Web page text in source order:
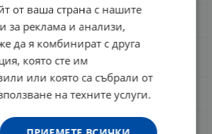
на Цинков
18,66 mg
на
100 µg
219,01 µg
от ваша страна с нашите
за реклама и анализи,
да я комбинират с друга
която сте им
или която са събрали от
на техните услуги.